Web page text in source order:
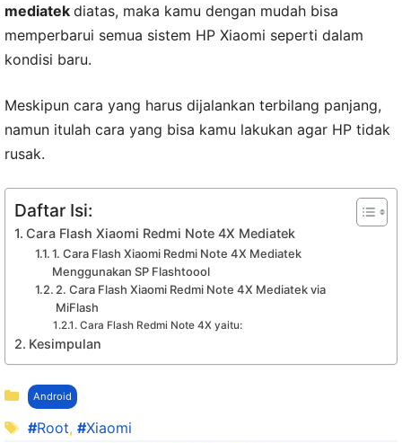
mediatek diatas, maka kamu dengan mudah bisa
memperbarui semua sistem HP Xiaomi seperti dalam
kondisi baru.
Meskipun cara yang harus dijalankan terbilang panjang,
namun itulah cara yang bisa kamu lakukan agar HP tidak
rusak.
Daftar Isi:
Cara Flash Xiaomi Redmi Note 4X Mediatek
1. Cara Flash Xiaomi Redmi Note 4X Mediatek
Menggunakan SP Flashtoool
2. Cara Flash Xiaomi Redmi Note 4X Mediatek via
MiFlash
Cara Flash Redmi Note 4X yaitu:
Kesimpulan
Kategori
Android
Tag
Root, Xiaomi